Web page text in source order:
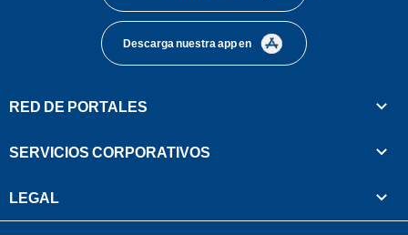
Descarga nuestra app en
RED DE PORTALES
SERVICIOS CORPORATIVOS
LEGAL